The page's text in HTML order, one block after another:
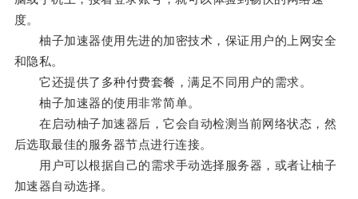
度。
柚子加速器使用先进的加密技术，保证用户的上网安全
和隐私。
它还提供了多种付费套餐，满足不同用户的需求。
柚子加速器的使用非常简单。
在启动柚子加速器后，它会自动检测当前网络状态，然
后选取最佳的服务器节点进行连接。
用户可以根据自己的需求手动选择服务器，或者让柚子
加速器自动选择。